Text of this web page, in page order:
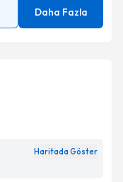
Daha Fazla
Haritada Göster